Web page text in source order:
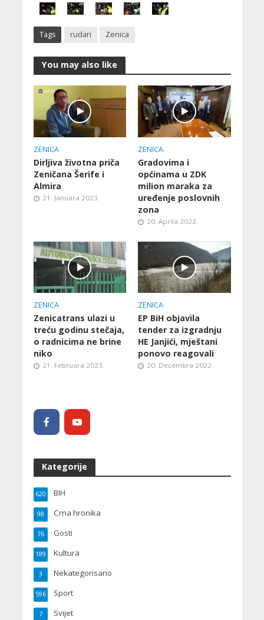
Tags rudari Zenica
You may also like
ZENICA
Dirljiva životna priča
Zeničana Šerife i
Almira
21. Januara 2023.
ZENICA
Gradovima i
općinama u ZDK
milion maraka za
uređenje poslovnih
zona
20. Aprila 2022.
ZENICA
Zenicatrans ulazi u
treću godinu stečaja,
o radnicima ne brine
niko
21. Februara 2023.
ZENICA
EP BiH objavila
tender za izgradnju
HE Janjići, mještani
ponovo reagovali
20. Decembra 2022.
Kategorije
BIH
620
Crna hronika
98
Gosti
76
Kultura
189
Nekategorisano
3
Sport
596
Svijet
7